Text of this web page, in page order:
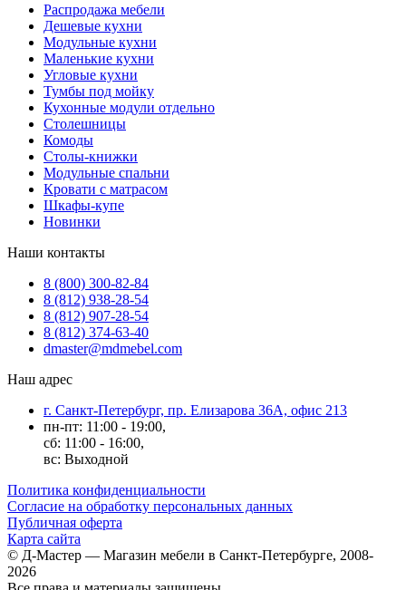
Распродажа мебели
Дешевые кухни
Модульные кухни
Маленькие кухни
Угловые кухни
Тумбы под мойку
Кухонные модули отдельно
Столешницы
Комоды
Столы-книжки
Модульные спальни
Кровати с матрасом
Шкафы-купе
Новинки
Наши контакты
8 (800) 300-82-84
8 (812) 938-28-54
8 (812) 907-28-54
8 (812) 374-63-40
dmaster@mdmebel.com
Наш адрес
г. Санкт-Петербург, пр. Елизарова 36А, офис 213
пн-пт: 11:00 - 19:00,
сб: 11:00 - 16:00,
вс: Выходной
Политика конфиденциальности
Согласие на обработку персональных данных
Публичная оферта
Карта сайта
© Д-Мастер — Магазин мебели в Санкт-Петербурге, 2008-
2026